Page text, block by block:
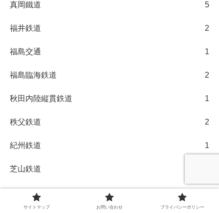
真岡鐵道 5
福井鉄道 2
福島交通 1
福島臨海鉄道 2
秋田内陸縦貫鉄道 1
秩父鉄道 2
紀州鉄道 1
芝山鉄道
若桜鉄道
サイトマップ お問い合わせ プライバシーポリシー